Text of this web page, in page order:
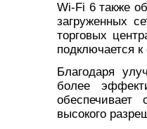
Wi-Fi 6 также
загруженных
торговых
подключается к
Благодаря
более
высокого